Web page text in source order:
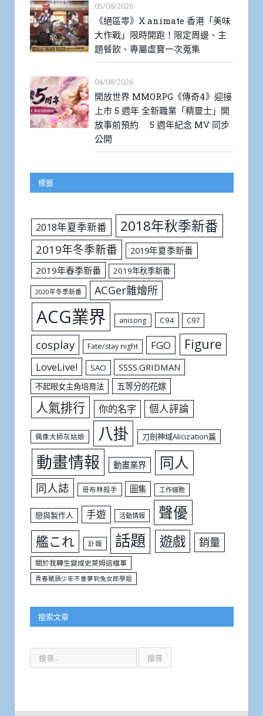
05/08/2026
《絕區零》X animate 香港「美味
大作戰」限時開跑！限定周邊、主
題餐飲、專屬虛寶一次蒐集
04/08/2026
開放世界 MMORPG《傳奇4》迎接
上市 5 週年 全新職業「精靈士」開
放事前預約 5 週年紀念 MV 同步
公開
標籤
2018年夏季新番 2018年秋季新番
2019年冬季新番
2019年夏季新番
2019年春季新番
2019年秋季新番
2020年冬季新番 ACGer雜燴所
ACG業界 anisong C94 C97
cosplay Fate/stay night FGO Figure
LoveLive! SAO SSSS.GRIDMAN
不起眼女主角培育法 五等分的花嫁
人氣排行 你的名字 個人評論
偶像大師灰姑娘 八掛 刀劍神域Alicization篇
動畫情報 動畫業界 同人
同人誌 哥布林殺手 圖集 工作細胞
戀與製作人 手遊 活動情報 聲優
艦これ 訃報 話題 遊戲 銷量
關於我轉生變成史萊姆這檔事
青春豬頭少年不會夢到兔女郎學姐
搜索文章